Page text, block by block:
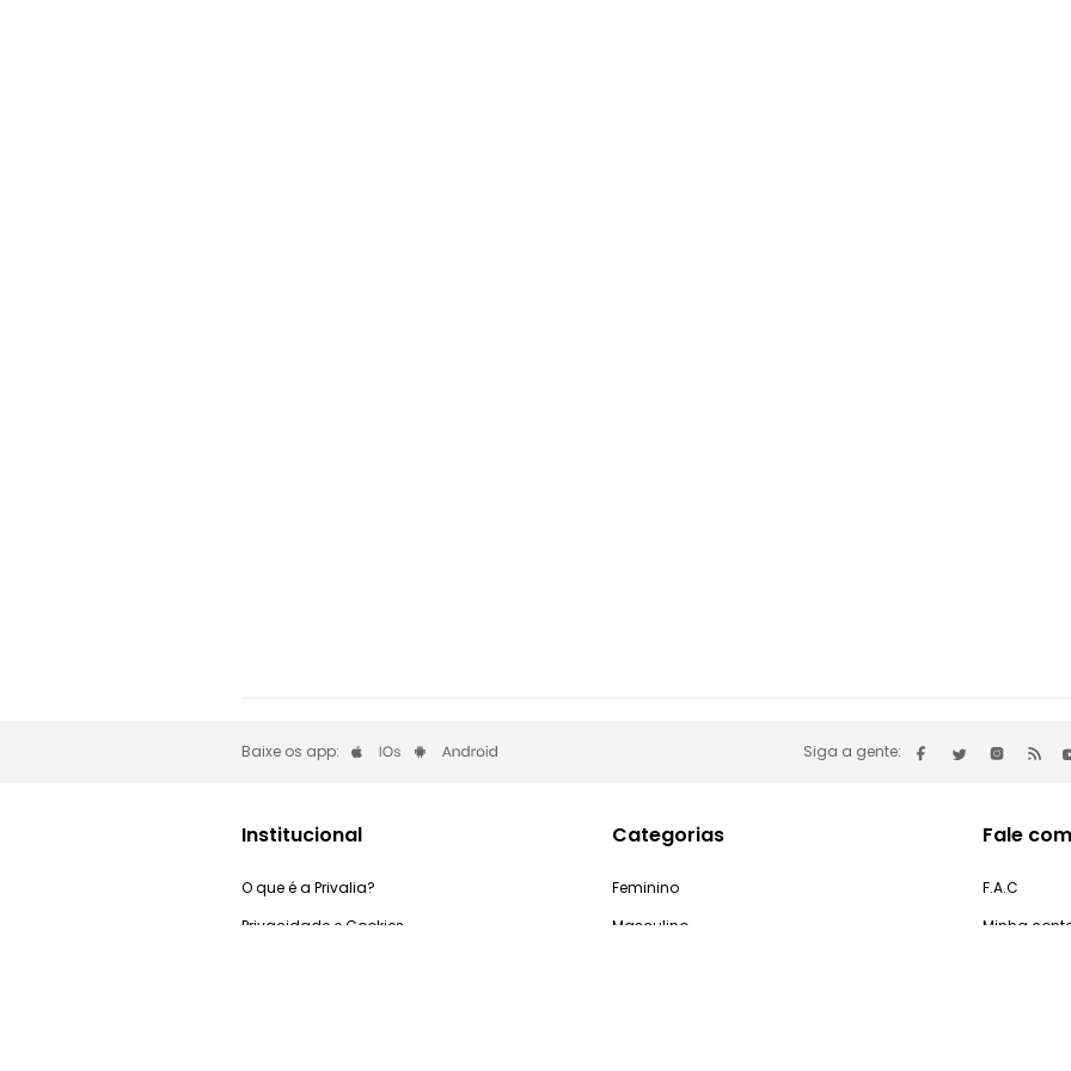
Baixe os app: Siga a gente:
Institucional
O que é a Privalia?
Privacidade e Cookies
Categorias
Feminino
Masculino
Fale
F.A.C
Minha